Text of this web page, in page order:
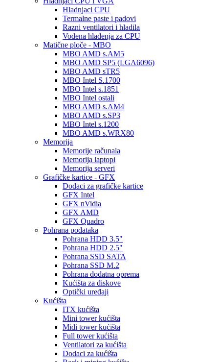
Hladnjaci CPU
Termalne paste i padovi
Razni ventilatori i hladila
Vodena hlađenja za CPU
Matične ploče - MBO
MBO AMD s.AM5
MBO AMD SP5 (LGA6096)
MBO AMD sTR5
MBO Intel S.1700
MBO Intel s.1851
MBO Intel ostali
MBO AMD s.AM4
MBO AMD s.SP3
MBO Intel s.1200
MBO AMD s.WRX80
Memorija
Memorije računala
Memorija laptopi
Memorija serveri
Grafičke kartice - GFX
Dodaci za grafičke kartice
GFX Intel
GFX nVidia
GFX AMD
GFX Quadro
Pohrana podataka
Pohrana HDD 3.5"
Pohrana HDD 2.5"
Pohrana SSD SATA
Pohrana SSD M.2
Pohrana dodatna oprema
Kućišta za diskove
Optički uređaji
Kućišta
ITX kućišta
Mini tower kućišta
Midi tower kućišta
Full tower kućišta
Ventilatori za kućišta
Dodaci za kućišta